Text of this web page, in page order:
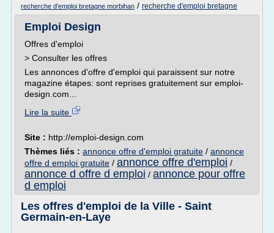
recherche d'emploi bretagne morbihan / recherche d'emploi bretagne
Emploi Design
Offres d'emploi
> Consulter les offres
Les annonces d'offre d'emploi qui paraissent sur notre
magazine étapes: sont reprises gratuitement sur emploi-
design.com...
Lire la suite
Site : http://emploi-design.com
Thèmes liés : annonce offre d'emploi gratuite / annonce
offre d emploi gratuite / annonce offre d'emploi /
annonce d offre d emploi / annonce pour offre
d emploi
Les offres d'emploi de la Ville - Saint
Germain-en-Laye